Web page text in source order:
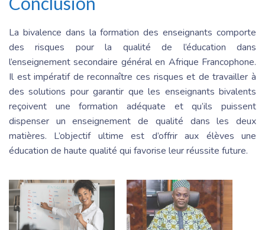
La bivalence dans la formation des enseignants comporte
des risques pour la qualité de l’éducation dans
l’enseignement secondaire général en Afrique Francophone.
Il est impératif de reconnaître ces risques et de travailler à
des solutions pour garantir que les enseignants bivalents
reçoivent une formation adéquate et qu’ils puissent
dispenser un enseignement de qualité dans les deux
matières. L’objectif ultime est d’offrir aux élèves une
éducation de haute qualité qui favorise leur réussite future.